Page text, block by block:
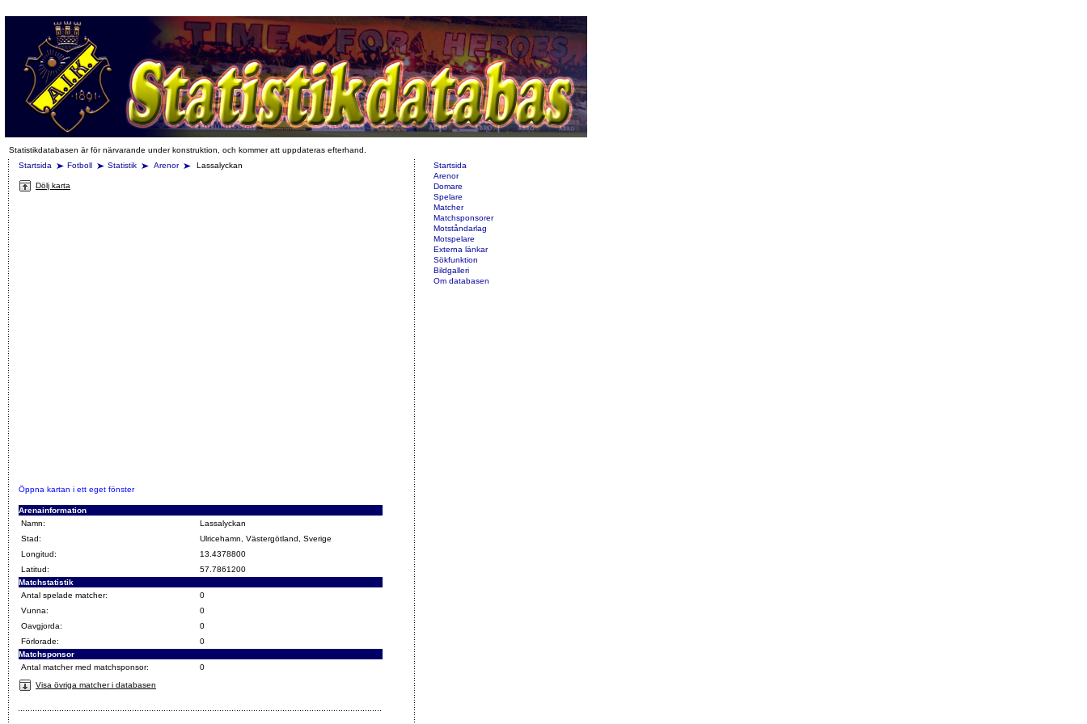
Statistikdatabasen är för närvarande under konstruktion, och kommer att uppdateras efterhand.
Startsida
Fotboll Statistik Arenor Lassalyckan
Dölj karta
Öppna kartan i ett eget fönster
Arenainformation
Namn:
Lassalyckan
Stad:
Ulricehamn, Västergötland, Sverige
Longitud:
13.4378800
Latitud:
57.7861200
Matchstatistik
Antal spelade matcher:
0
Vunna:
0
Oavgjorda:
0
Förlorade:
0
Matchsponsor
Antal matcher med matchsponsor:
0
Visa övriga matcher i databasen
Startsida
Arenor
Domare
Spelare
Matcher
Matchsponsorer
Motståndarlag
Motspelare
Externa länkar
Sökfunktion
Bildgalleri
Om databasen